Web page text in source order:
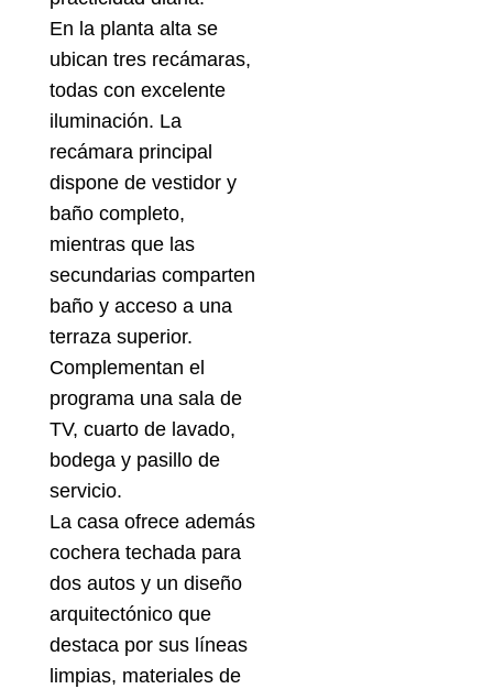
En la planta alta se
ubican tres recámaras,
todas con excelente
iluminación. La
recámara principal
dispone de vestidor y
baño completo,
mientras que las
secundarias comparten
baño y acceso a una
terraza superior.
Complementan el
programa una sala de
TV, cuarto de lavado,
bodega y pasillo de
servicio.
La casa ofrece además
cochera techada para
dos autos y un diseño
arquitectónico que
destaca por sus líneas
limpias, materiales de